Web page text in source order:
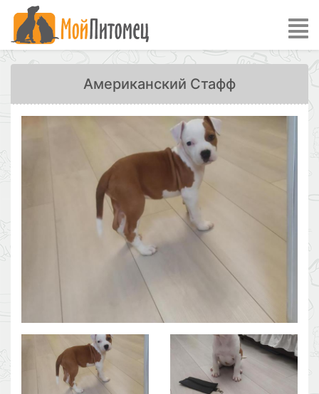
Американский Стафф